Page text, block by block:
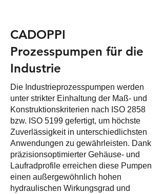
CADOPPI
Prozesspumpen für die
Industrie
Die Industrieprozesspumpen werden
unter strikter Einhaltung der Maß- und
Konstruktionskriterien nach ISO 2858
bzw. ISO 5199 gefertigt, um höchste
Zuverlässigkeit in unterschiedlichsten
Anwendungen zu gewährleisten. Dank
präzisionsoptimierter Gehäuse- und
Laufradprofile erreichen diese Pumpen
einen außergewöhnlich hohen
hydraulischen Wirkungsgrad und